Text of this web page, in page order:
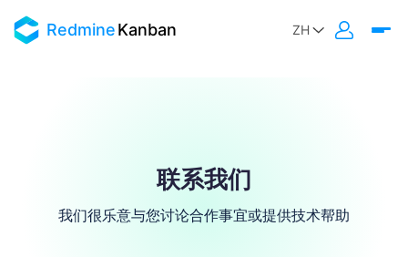
RedmineKanban
联系我们
我们很乐意与您讨论合作事宜或提供技术帮助